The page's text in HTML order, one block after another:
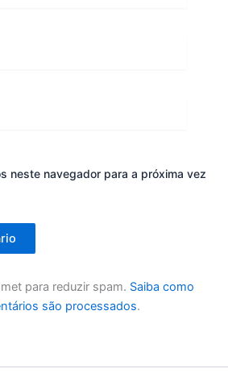
neste navegador para a próxima vez
para reduzir spam. Saiba como
são processados.